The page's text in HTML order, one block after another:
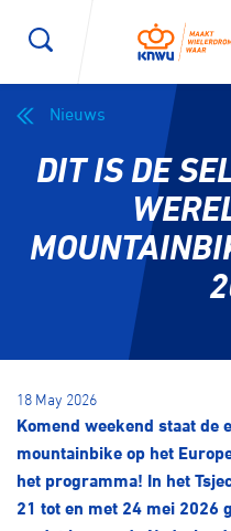
Kenniscentrum
Magazine
Shop
Producten en diensten
Contact
Over ons
Nieuws
DIT IS DE
18 May 2026
Komend weekend staat de
mountainbike op het
het programma! In het
21 tot en met 24 mei 2026
Wegwielrennen
Kunstwielrijden
Baanwielrennen
BMX freestyle
Veldrijden